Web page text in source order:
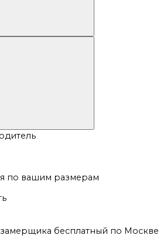
по вашим размерам
бесплатный по Москве